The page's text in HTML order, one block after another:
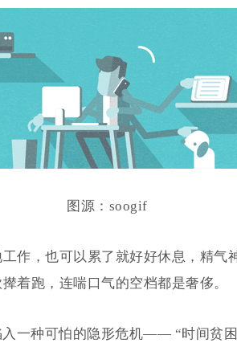
图源：soogif
作，也可以累了就好好休息，精气
着跑，连喘口气的空档都是奢侈。
一种可怕的隐形危机—— “时间贫困